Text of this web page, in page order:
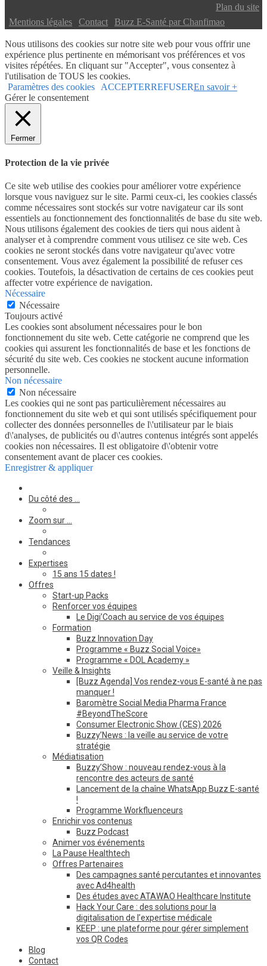
Plan du site
Mentions légales Contact Buzz E-Santé par Chanfimao
Nous utilisons des cookies sur notre site web pour vous offrir une
expérience plus pertinente en mémorisant vos préférences et vos
visites répétées. En cliquant sur "Accepter", vous consentez à
l'utilisation de TOUS les cookies.
Paramètres des cookies ACCEPTERREFUSEREn savoir +
Gérer le consentement
Fermer
Protection de la vie privée
Ce site web utilise des cookies pour améliorer votre expérience
lorsque vous naviguez sur le site. Parmi ceux-ci, les cookies classés
comme nécessaires sont stockés sur votre navigateur car ils sont
essentiels au fonctionnement des fonctionnalités de base du site web.
Nous utilisons également des cookies de tiers qui nous aident à
analyser et à comprendre comment vous utilisez ce site web. Ces
cookies ne seront stockés dans votre navigateur qu'avec votre
consentement. Vous avez également la possibilité de refuser ces
cookies. Toutefois, la désactivation de certains de ces cookies peut
affecter votre expérience de navigation.
Nécessaire
Nécessaire
Toujours activé
Les cookies sont absolument nécessaires pour le bon
fonctionnement du site web. Cette catégorie ne comprend que les
cookies qui assurent les fonctionnalités de base et les fonctions de
sécurité du site web. Ces cookies ne stockent aucune information
personnelle.
Non nécessaire
Non nécessaire
Les cookies qui ne sont pas particulièrement nécessaires au
fonctionnement du site web et qui sont utilisés spécifiquement pour
collecter des données personnelles de l\'utilisateur par le biais
d\'analyses, de publicités ou d\'autres contenus intégrés sont appelés
cookies non nécessaires. Il est obligatoire d\'obtenir votre
consentement avant de placer ces cookies.
Enregistrer & appliquer
Du côté des …
Zoom sur …
Tendances
Expertises
15 ans 15 dates !
Offres
Start-up Packs
Renforcer vos équipes
Le Digi’Coach au service de vos équipes
Formation
Buzz Innovation Day
Programme « Buzz Social Voice»
Programme « DOL Academy »
Veille & Insights
[Buzz Agenda] Vos rendez-vous E-santé à ne pas
manquer !
Baromètre Social Media Pharma France
#BeyondTheScore
Consumer Electronic Show (CES) 2026
Buzzy’News : la veille au service de votre
stratégie
Médiatisation
Buzzy’Show : nouveau rendez-vous à la
rencontre des acteurs de santé
Lancement de la chaîne WhatsApp Buzz E-santé
!
Programme Workfluenceurs
Enrichir vos contenus
Buzz Podcast
Animer vos événements
La Pause Healthtech
Offres Partenaires
Des campagnes santé percutantes et innovantes
avec Ad4health
Des études avec ATAWAO Healthcare Institute
Hack Your Care : des solutions pour la
digitalisation de l’expertise médicale
KEEP : une plateforme pour gérer simplement
vos QR Codes
Blog
Contact